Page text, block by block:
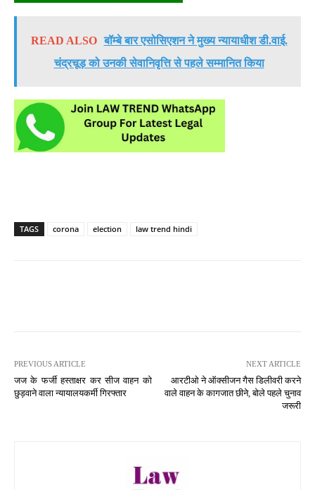
READ ALSO बॉम्बे बार एसोसिएशन ने मुख्य न्यायाधीश डी.वाई.
चंद्रचूड़ को उनकी सेवानिवृत्ति से पहले सम्मानित किया
TAGS corona election law trend hindi
PREVIOUS ARTICLE
जज के फर्जी हस्ताक्षर कर सीज वाहन को
छुड़वाने वाला न्यायालयकर्मी गिरफ्तार
NEXT ARTICLE
आरटीओ ने ऑक्सीजन गैस डिलीवरी करने
वाले वाहन के कागजात छीने, बोले पहले चुनाव
जरूरी